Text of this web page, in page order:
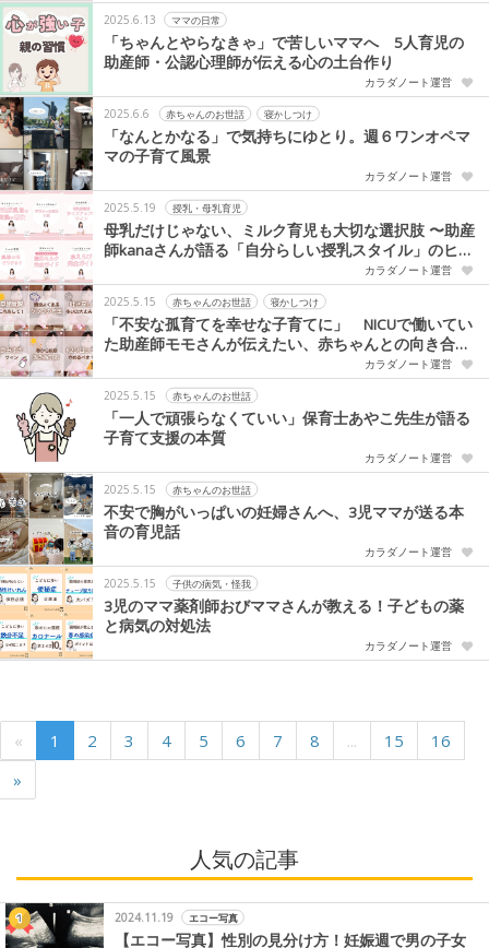
2025.6.13 ママの日常
「ちゃんとやらなきゃ」で苦しいママへ 5人育児の
助産師・公認心理師が伝える心の土台作り
カラダノート運営
2025.6.6 赤ちゃんのお世話 寝かしつけ
「なんとかなる」で気持ちにゆとり。週６ワンオペマ
マの子育て風景
カラダノート運営
2025.5.19 授乳・母乳育児
母乳だけじゃない、ミルク育児も大切な選択肢 〜助産
師kanaさんが語る「自分らしい授乳スタイル」のヒン
カラダノート運営
2025.5.15 赤ちゃんのお世話 寝かしつけ
「不安な孤育てを幸せな子育てに」 NICUで働いてい
た助産師モモさんが伝えたい、赤ちゃんとの向き合い
カラダノート運営
2025.5.15 赤ちゃんのお世話
「一人で頑張らなくていい」保育士あやこ先生が語る
子育て支援の本質
カラダノート運営
2025.5.15 赤ちゃんのお世話
不安で胸がいっぱいの妊婦さんへ、3児ママが送る本
音の育児話
カラダノート運営
2025.5.15 子供の病気・怪我
3児のママ薬剤師おびママさんが教える！子どもの薬
と病気の対処法
カラダノート運営
« 1 2 3 4 5 6 7 8 ... 15
16
»
人気の記事
2024.11.19 エコー写真
【エコー写真】性別の見分け方！妊娠週で男の子女